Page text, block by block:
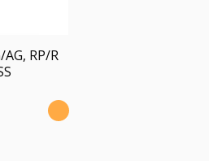
AG, RP/R